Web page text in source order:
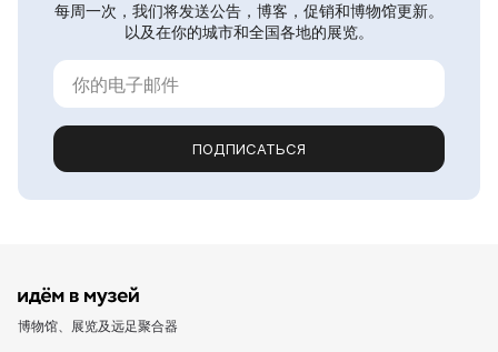
每周一次，我们将发送公告，博客，促销和博物馆更新。
以及在你的城市和全国各地的展览。
ПОДПИСАТЬСЯ
博物馆、展览及远足聚合器